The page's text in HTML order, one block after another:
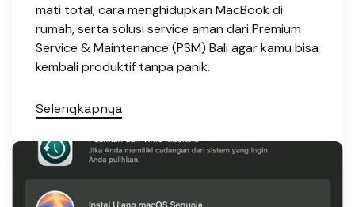
mati total, cara menghidupkan MacBook di
rumah, serta solusi service aman dari Premium
Service & Maintenance (PSM) Bali agar kamu bisa
kembali produktif tanpa panik.
Selengkapnya